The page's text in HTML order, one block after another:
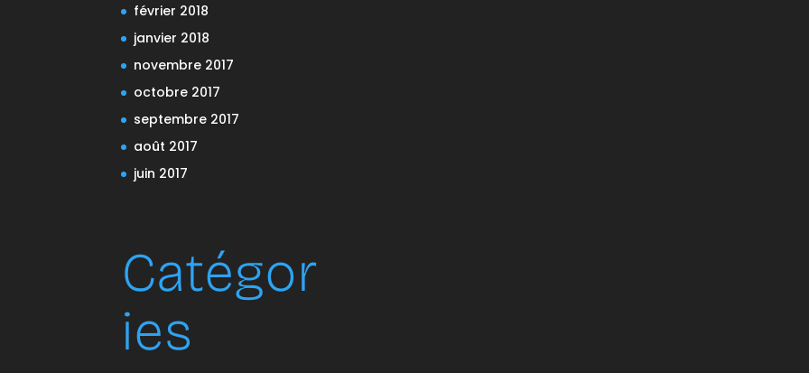
février 2018
janvier 2018
novembre 2017
octobre 2017
septembre 2017
août 2017
juin 2017
Catégor
ies